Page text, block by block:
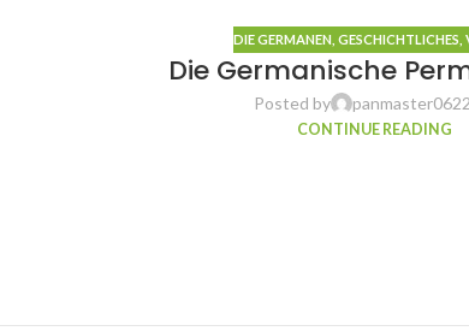
DIE GERMANEN GESCHICHTLICHES
Die Germanische
Posted by panmaster0622
CONTINUE READING